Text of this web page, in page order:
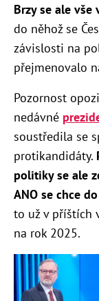
Brzy se ale
do něhož se
závislosti na
přejmenovalo
Pozornost
nedávné
soustředila se
protikandidáty.
politiky se ale
ANO se chce
to už v příštích
na rok 2025.